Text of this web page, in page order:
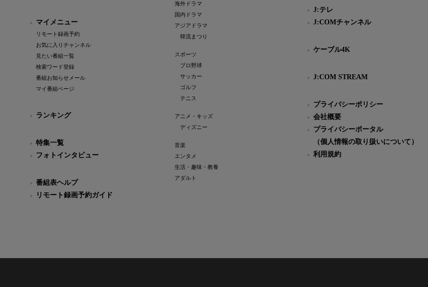
マイメニュー
リモート録画予約
お気に入りチャンネル
見たい番組一覧
検索ワード登録
番組お知らせメール
マイ番組ページ
ランキング
特集一覧
フォトインタビュー
番組表ヘルプ
リモート録画予約ガイド
海外ドラマ
国内ドラマ
アジアドラマ
韓流まつり
スポーツ
プロ野球
サッカー
ゴルフ
テニス
アニメ・キッズ
ディズニー
音楽
エンタメ
生活・趣味・教養
アダルト
J:テレ
J:COMチャンネル
ケーブル4K
J:COM STREAM
プライバシーポリシー
会社概要
プライバシーポータル
（個人情報の取り扱いについて）
利用規約